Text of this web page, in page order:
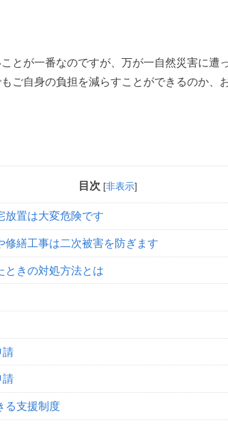
とが一番なのですが、万が一自然災害に遭
ご自身の負担を減らすことができるのか、
目次 [非表示]
放置は大変危険です
修繕工事は二次被害を防ぎます
ときの対処方法とは
請
請
る支援制度